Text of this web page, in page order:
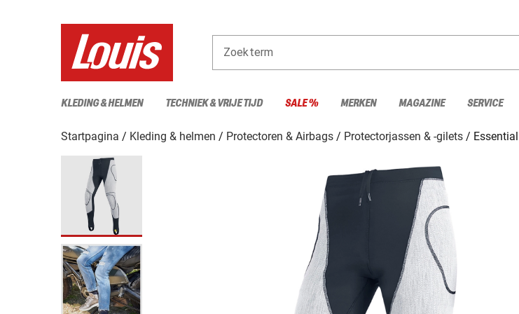
Zoekterm
KLEDING & HELMEN TECHNIEK & VRIJE TIJD SALE % MERKEN MAGAZINE SERVICE
Startpagina Kleding & helmen Protectoren & Airbags Protectorjassen & -gilets